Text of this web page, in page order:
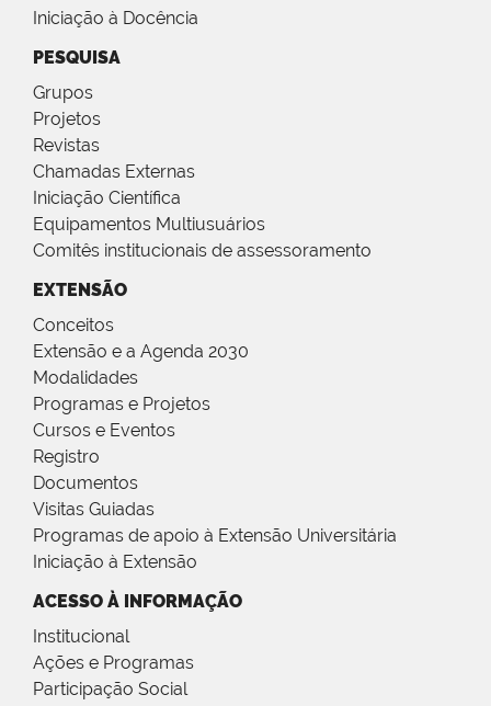
Iniciação à Docência
PESQUISA
Grupos
Projetos
Revistas
Chamadas Externas
Iniciação Científica
Equipamentos Multiusuários
Comitês institucionais de assessoramento
EXTENSÃO
Conceitos
Extensão e a Agenda 2030
Modalidades
Programas e Projetos
Cursos e Eventos
Registro
Documentos
Visitas Guiadas
Programas de apoio à Extensão Universitária
Iniciação à Extensão
ACESSO À INFORMAÇÃO
Institucional
Ações e Programas
Participação Social